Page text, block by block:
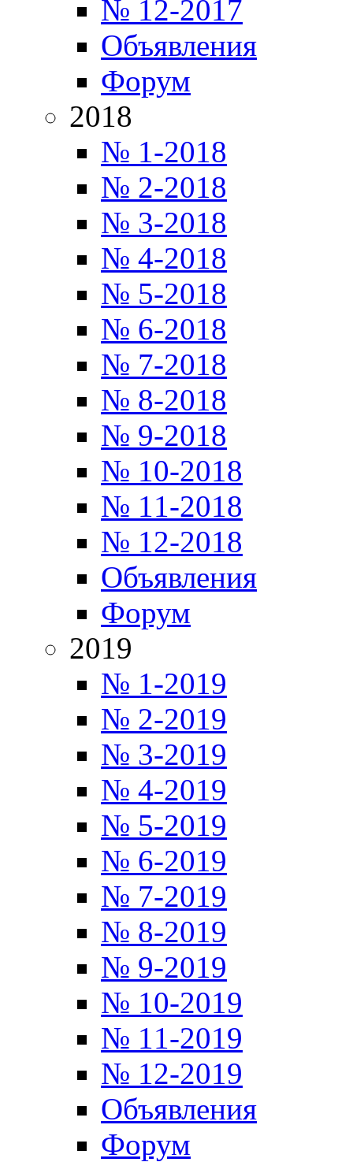
№ 12-2017
Объявления
Форум
2018
№ 1-2018
№ 2-2018
№ 3-2018
№ 4-2018
№ 5-2018
№ 6-2018
№ 7-2018
№ 8-2018
№ 9-2018
№ 10-2018
№ 11-2018
№ 12-2018
Объявления
Форум
2019
№ 1-2019
№ 2-2019
№ 3-2019
№ 4-2019
№ 5-2019
№ 6-2019
№ 7-2019
№ 8-2019
№ 9-2019
№ 10-2019
№ 11-2019
№ 12-2019
Объявления
Форум